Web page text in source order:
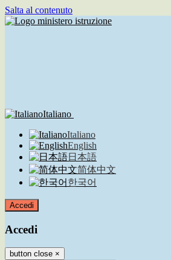
Salta al contenuto
Italiano
Italiano
English
日本語
简体中文
한국어
Accedi
Accedi
button close ×